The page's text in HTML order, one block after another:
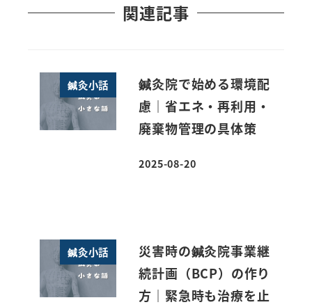
関連記事
鍼灸小話
鍼灸院で始める環境配
慮｜省エネ・再利用・
廃棄物管理の具体策
投稿日
2025-08-20
鍼灸小話
災害時の鍼灸院事業継
続計画（BCP）の作り
方｜緊急時も治療を止